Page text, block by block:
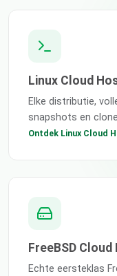
Linux Cloud
Elke distributie,
snapshots en
Ontdek Linux Cloud
FreeBSD
Echte eersteklas